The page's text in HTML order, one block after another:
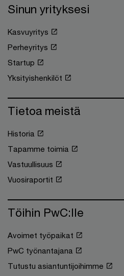
Sinun yrityksesi
Kasvuyritys
Perheyritys
Startup
Yksityishenkilöt
Tietoa meistä
Historia
Tapamme toimia
Vastuullisuus
Vuosiraportit
Töihin PwC:lle
Avoimet työpaikat
PwC työnantajana
Tutustu asiantuntijoihimme